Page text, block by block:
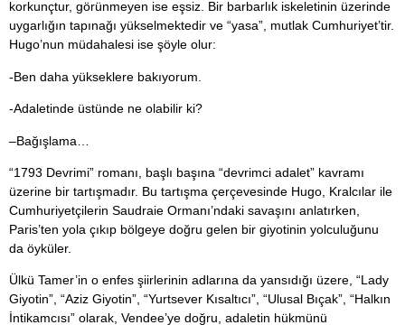
korkunçtur, görünmeyen ise eşsiz. Bir barbarlık iskeletinin üzerinde
uygarlığın tapınağı yükselmektedir ve “yasa”, mutlak Cumhuriyet’tir.
Hugo’nun müdahalesi ise şöyle olur:
-Ben daha yükseklere bakıyorum.
-Adaletinde üstünde ne olabilir ki?
–Bağışlama…
“1793 Devrimi” romanı, başlı başına “devrimci adalet” kavramı
üzerine bir tartışmadır. Bu tartışma çerçevesinde Hugo, Kralcılar ile
Cumhuriyetçilerin Saudraie Ormanı’ndaki savaşını anlatırken,
Paris’ten yola çıkıp bölgeye doğru gelen bir giyotinin yolculuğunu
da öyküler.
Ülkü Tamer’in o enfes şiirlerinin adlarına da yansıdığı üzere, “Lady
Giyotin”, “Aziz Giyotin”, “Yurtsever Kısaltıcı”, “Ulusal Bıçak”, “Halkın
İntikamcısı” olarak, Vendee’ye doğru, adaletin hükmünü